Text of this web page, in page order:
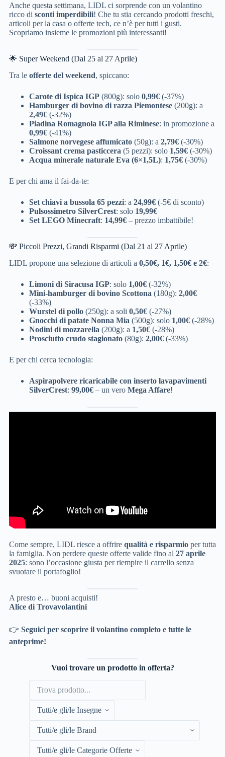
Anche questa settimana, LIDL ci sorprende con un volantino
ricco di sconti imperdibili! Che tu stia cercando prodotti freschi,
articoli per la casa o offerte tech, ce n’è per tutti i gusti.
Scopriamo insieme le promozioni più interessanti!
🌟 Super Weekend (Dal 25 al 27 Aprile)
Tra le offerte del weekend, spiccano:
Carote di Ispica IGP(800g): solo 0,99€(-37%)
Hamburger di bovino di razza Piemontese(200g): a
2,49€(-32%)
Piadina Romagnola IGP alla Riminese: in promozione a
0,99€(-41%)
Salmone norvegese affumicato(50g): a 2,79€(-30%)
Croissant crema pasticcera (5 pezzi): solo 1,59€(-30%)
Acqua minerale naturale Eva (6×1,5L): 1,75€(-30%)
E per chi ama il fai-da-te:
Set chiavi a bussola 65 pezzi: a 24,99€(-5€ di sconto)
Pulsossimetro SilverCrest: solo 19,99€
Set LEGO Minecraft: 14,99€– prezzo imbattibile!
💸 Piccoli Prezzi, Grandi Risparmi (Dal 21 al 27 Aprile)
LIDL propone una selezione di articoli a 0,50€, 1€, 1,50€ e 2€:
Limoni di Siracusa IGP: solo 1,00€(-32%)
Mini-hamburger di bovino Scottona (180g): 2,00€
(-33%)
Wurstel di pollo(250g): a soli 0,50€(-27%)
Gnocchi di patate Nonna Mia (500g): solo 1,00€(-28%)
Nodini di mozzarella (200g): a 1,50€(-28%)
Prosciutto crudo stagionato(80g): 2,00€(-33%)
E per chi cerca tecnologia:
Aspirapolvere ricaricabile con inserto lavapavimenti
SilverCrest: 99,00€– un vero Mega Affare!
Come sempre, LIDL riesce a offrire qualità e risparmioper tutta
la famiglia. Non perdere queste offerte valide fino al 27 aprile
2025: sono l’occasione giusta per riempire il carrello senza
svuotare il portafoglio!
A presto e… buoni acquisti!
Alice di Trovavolantini
👉 Seguici per scoprire il volantino completo e tutte le
anteprime!
Vuoi trovare un prodotto in offerta?